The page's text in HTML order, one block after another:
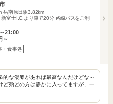
岳南原田駅3.82km
富士I.C.より車で20分 路線バスをご利
21:00
～
・食事処
的な湯船があれば最高なんだけどな～
ど殆どの方は静かに入ってますが、一